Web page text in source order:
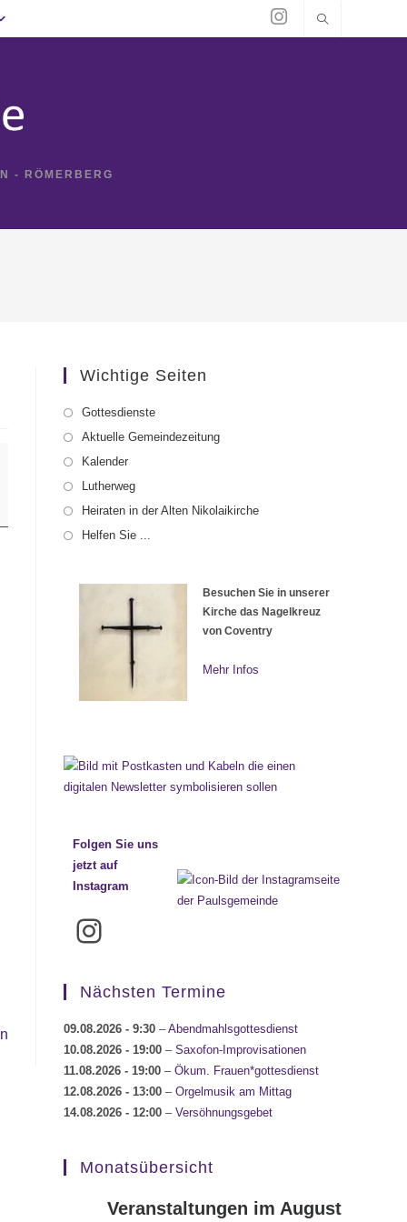
- RÖMERBERG
Wichtige Seiten
Gottesdienste
Aktuelle Gemeindezeitung
Kalender
Lutherweg
Heiraten in der Alten Nikolaikirche
Helfen Sie ...
Besuchen Sie in unserer
Kirche das Nagelkreuz
von Coventry
Mehr Infos
Folgen Sie uns
jetzt auf
Instagram
Instagram
Nächsten Termine
09.08.2026 - 9:30 –Abendmahlsgottesdienst
10.08.2026 - 19:00 – Saxofon-Improvisationen
11.08.2026 - 19:00 – Ökum. Frauen*gottesdienst
12.08.2026 - 13:00 – Orgelmusik am Mittag
14.08.2026 - 12:00 – Versöhnungsgebet
Monatsübersicht
Veranstaltungen im August